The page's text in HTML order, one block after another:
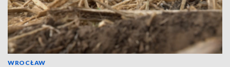
WROCŁAW